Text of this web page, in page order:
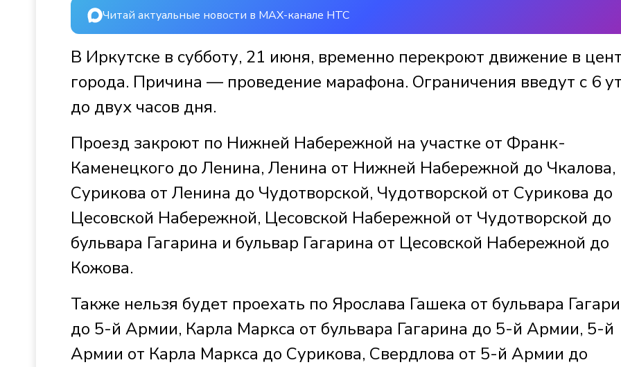
Читай актуальные новости в MAX-канале НТС
В Иркутске в субботу, 21 июня, временно перекроют движение в
города. Причина — проведение марафона. Ограничения введут с 6
до двух часов дня.
Проезд закроют по Нижней Набережной на участке от Франк-
Каменецкого до Ленина, Ленина от Нижней Набережной до Чкалова,
Сурикова от Ленина до Чудотворской, Чудотворской от Сурикова до
Цесовской Набережной, Цесовской Набережной от Чудотворской до
бульвара Гагарина и бульвар Гагарина от Цесовской Набережной до
Кожова.
Также нельзя будет проехать по Ярослава Гашека от бульвара
до 5-й Армии, Карла Маркса от бульвара Гагарина до 5-й Армии, 5-й
Армии от Карла Маркса до Сурикова, Свердлова от 5-й Армии до